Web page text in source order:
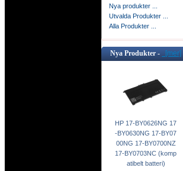
Nya produkter ...
Utvalda Produkter ...
Alla Produkter ...
Nya Produkter - [mer]
HP 17-BY0626NG 17
-BY0630NG 17-BY07
00NG 17-BY0700NZ
17-BY0703NC (komp
atibelt batteri)